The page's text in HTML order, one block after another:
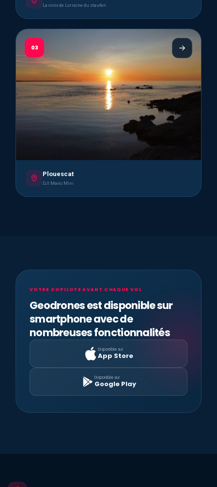
La croix de Lorraine du staufen
03
Plouescat
DJI Mavic Mini
VOTRE COPILOTE AVANT CHAQUE VOL
Geodrones est disponible sur
smartphone avec de
nombreuses fonctionnalités
Disponible sur
App Store
Disponible sur
Google Play